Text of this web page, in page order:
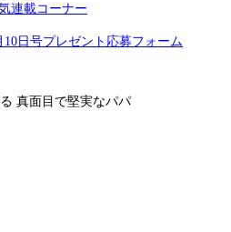
連載コーナー
10日号プレゼント応募フォーム
真面目で堅実なパパ